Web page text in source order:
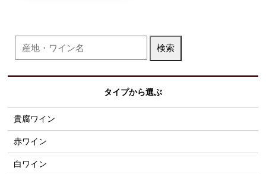
タイプから選ぶ
貴腐ワイン
赤ワイン
白ワイン